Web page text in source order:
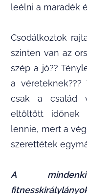
leélni a maradék
Csodálkoztok
szinten van az
szép a jó??
a
csak a család
eltöltött időnek
lennie, mert a
szerettétek
A